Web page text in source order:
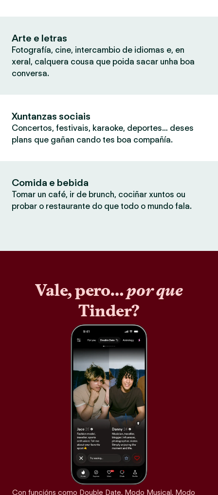
Arte e letras
Fotografía, cine, intercambio de idiomas e, en
xeral, calquera cousa que poida sacar unha boa
conversa.
Xuntanzas sociais
Concertos, festivais, karaoke, deportes… deses
plans que gañan cando tes boa compañía.
Comida e bebida
Tomar un café, ir de brunch, cociñar xuntos ou
probar o restaurante do que todo o mundo fala.
Vale, pero…por que
Tinder?
Con funcións como Double Date, Modo Musical, Modo